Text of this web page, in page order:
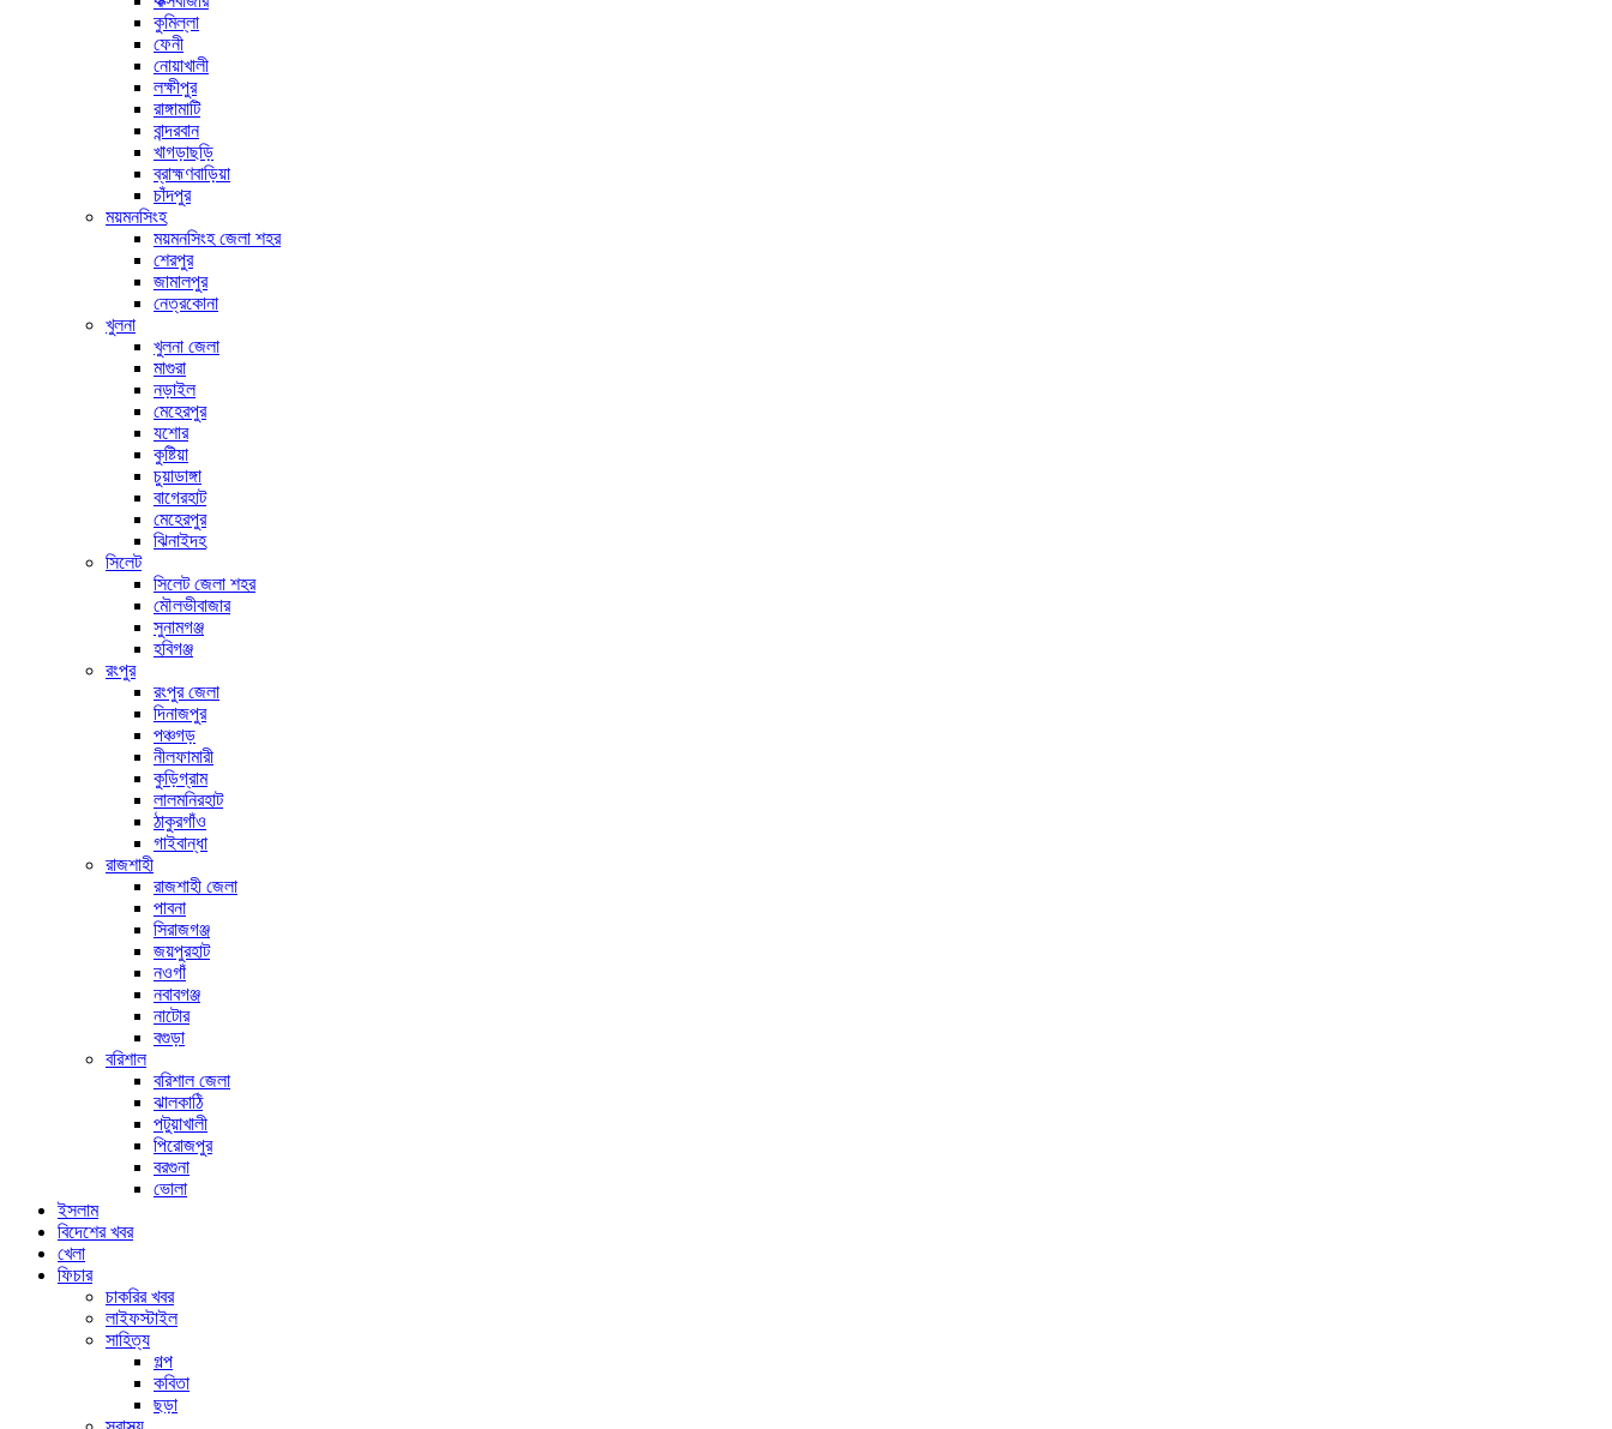
কুমিল্লা
ফেনী
নোয়াখালী
লক্ষীপুর
রাঙ্গামাটি
বান্দরবান
খাগড়াছড়ি
ব্রাহ্মণবাড়িয়া
চাঁদপুর
ময়মনসিংহ
ময়মনসিংহ জেলা শহর
শেরপুর
জামালপুর
নেত্রকোনা
খুলনা
খুলনা জেলা
মাগুরা
নড়াইল
মেহেরপুর
যশোর
কুষ্টিয়া
চুয়াডাঙ্গা
বাগেরহাট
মেহেরপুর
ঝিনাইদহ
সিলেট
সিলেট জেলা শহর
মৌলভীবাজার
সুনামগঞ্জ
হবিগঞ্জ
রংপুর
রংপুর জেলা
দিনাজপুর
পঞ্চগড়
নীলফামারী
কুড়িগ্রাম
লালমনিরহাট
ঠাকুরগাঁও
গাইবান্ধা
রাজশাহী
রাজশাহী জেলা
পাবনা
সিরাজগঞ্জ
জয়পুরহাট
নওগাঁ
নবাবগঞ্জ
নাটোর
বগুড়া
বরিশাল
বরিশাল জেলা
ঝালকাঠি
পটুয়াখালী
পিরোজপুর
বরগুনা
ভোলা
ইসলাম
বিদেশের খবর
খেলা
ফিচার
চাকরির খবর
লাইফস্টাইল
সাহিত্য
গল্প
কবিতা
ছড়া